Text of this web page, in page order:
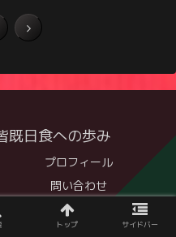
既日食への歩み
プロフィール
問い合わせ
皆既日食への歩み.
トップ サイドバー